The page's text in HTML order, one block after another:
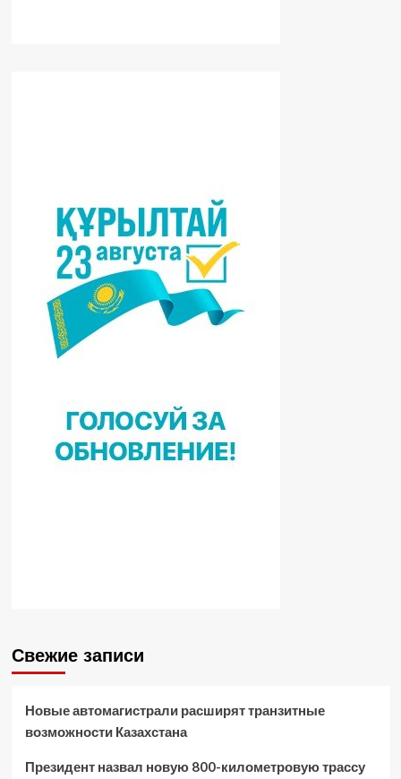
Свежие записи
Новые автомагистрали расширят транзитные
возможности Казахстана
Президент назвал новую 800-километровую трассу